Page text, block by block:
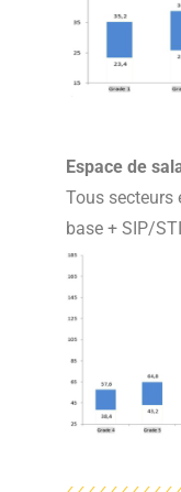
Espace de
Tous secteurs
base + SIP/